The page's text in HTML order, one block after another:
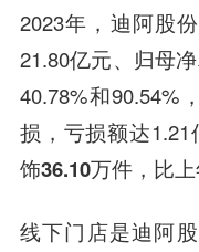
2023年，迪阿股
21.80亿元、归母
40.78%和
损，亏损额达1.21
饰36.10万件，比
线下门店是迪阿